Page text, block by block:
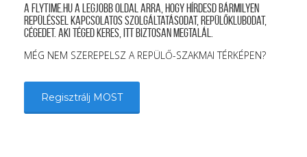
A FLYTIME.HU a legjobb oldal arra, hogy hírdesd bármilyen
repüléssel kapcsolatos szolgáltatásodat, repülőklubodat,
cégedet. Aki téged keres, itt biztosan megtalál.
MÉG NEM SZEREPELSZ A REPÜLŐ-SZAKMAI TÉRKÉPEN?
Regisztrálj MOST